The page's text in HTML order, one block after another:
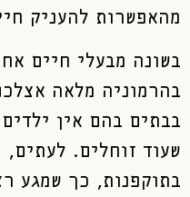
מהאפשרות להעניק
בשונה מבעלי חיים
בהרמוניה מלאה
בבתים בהם אין
שעוד זוחלים. לעתים,
בתוקפנות, כך שמגע